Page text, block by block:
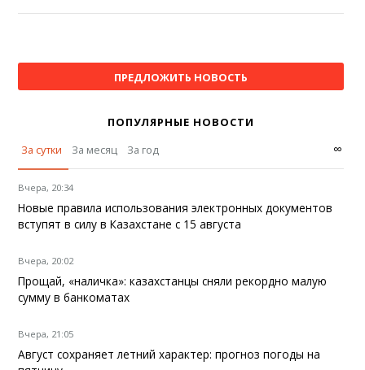
ПРЕДЛОЖИТЬ НОВОСТЬ
ПОПУЛЯРНЫЕ НОВОСТИ
За сутки
За месяц За год ∞
Вчера, 20:34
Новые правила использования электронных документов
вступят в силу в Казахстане с 15 августа
Вчера, 20:02
Прощай, «наличка»: казахстанцы сняли рекордно малую
сумму в банкоматах
Вчера, 21:05
Август сохраняет летний характер: прогноз погоды на